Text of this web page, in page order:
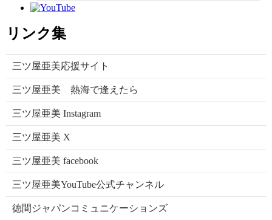
リンク集
三ツ屋亜美応援サイト
三ツ屋亜美 熱海で逢えたら
三ツ屋亜美 Instagram
三ツ屋亜美 X
三ツ屋亜美 facebook
三ツ屋亜美YouTube公式チャンネル
徳間ジャパンコミュニケーションズ